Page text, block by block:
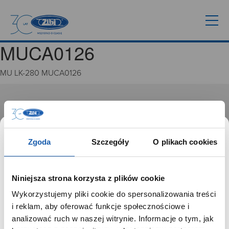
Zgoda Szczegóły O plikach cookies
Niniejsza strona korzysta z plików cookie
Wykorzystujemy pliki cookie do spersonalizowania treści
i reklam, aby oferować funkcje społecznościowe i
analizować ruch w naszej witrynie. Informacje o tym, jak
MUCA0126
MU LK-280 MUCA0126
GRUPA ZIBI
Historia
Misja, wizja i wartości Grupy Zibi
Ważne daty
Zgoda na ciasteczka
PRODUKTY
Zegarki
SZANOWNY UŻYTKOWNIKU,
SZANOWNA UŻYTKOWNICZKO